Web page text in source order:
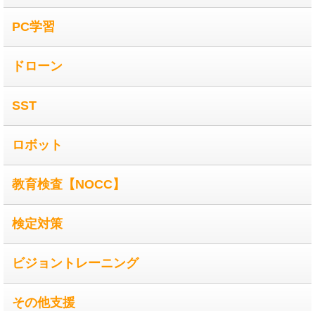
PC学習
ドローン
SST
ロボット
教育検査【NOCC】
検定対策
ビジョントレーニング
その他支援